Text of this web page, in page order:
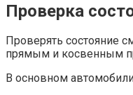
Проверка
Проверять состояние
прямым и косвенным
В основном